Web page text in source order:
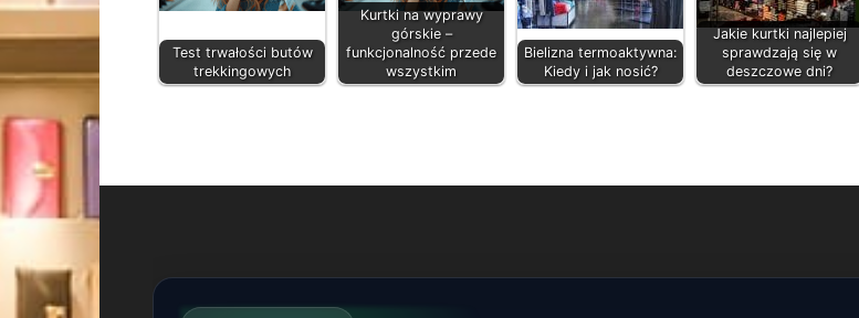
Test trwałości butów
trekkingowych
Kurtki na wyprawy
górskie –
funkcjonalność przede
wszystkim
Bielizna termoaktywna:
Kiedy i jak nosić?
Jakie kurtki najlepiej
sprawdzają się w
deszczowe dni?